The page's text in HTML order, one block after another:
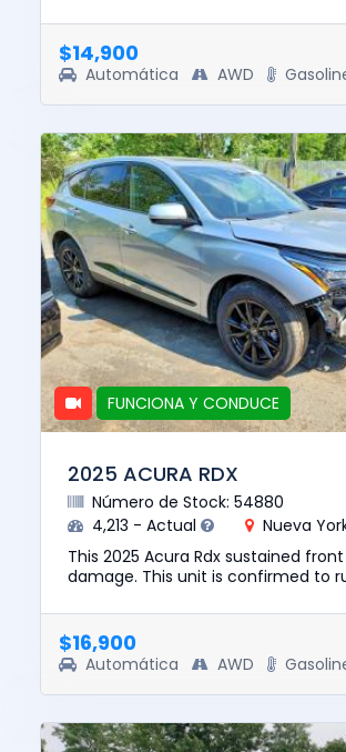
vehicle was $49193. This ve...
$14,900
Automática AWD
FUNCIONA Y CONDUCE
2025 ACURA RDX
Número de Stock: 54880
4,213 - Actual
Nueva
This 2025 Acura Rdx sustained
damage. This unit is confirmed to
was $37450. This vehicle ...
$16,900
Automática AWD